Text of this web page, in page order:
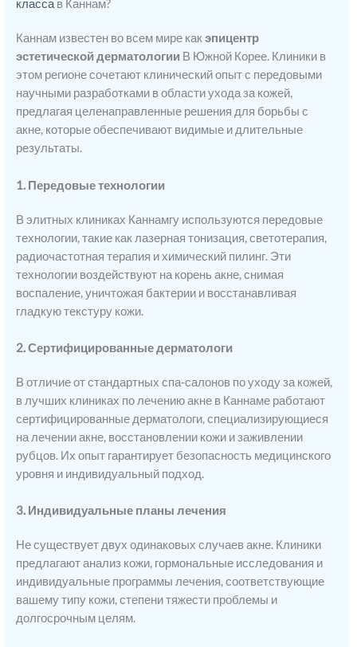
класса в Каннам?
Каннам известен во всем мире какэпицентр
эстетической дерматологии В Южной Корее. Клиники в
этом регионе сочетают клинический опыт с передовыми
научными разработками в области ухода за кожей,
предлагая целенаправленные решения для борьбы с
акне, которые обеспечивают видимые и длительные
результаты.
1. Передовые технологии
В элитных клиниках Каннамгу используются передовые
технологии, такие как лазерная тонизация, светотерапия,
радиочастотная терапия и химический пилинг. Эти
технологии воздействуют на корень акне, снимая
воспаление, уничтожая бактерии и восстанавливая
гладкую текстуру кожи.
2. Сертифицированные дерматологи
В отличие от стандартных спа-салонов по уходу за кожей,
в лучших клиниках по лечению акне в Каннаме работают
сертифицированные дерматологи, специализирующиеся
на лечении акне, восстановлении кожи и заживлении
рубцов. Их опыт гарантирует безопасность медицинского
уровня и индивидуальный подход.
3. Индивидуальные планы лечения
Не существует двух одинаковых случаев акне. Клиники
предлагают анализ кожи, гормональные исследования и
индивидуальные программы лечения, соответствующие
вашему типу кожи, степени тяжести проблемы и
долгосрочным целям.